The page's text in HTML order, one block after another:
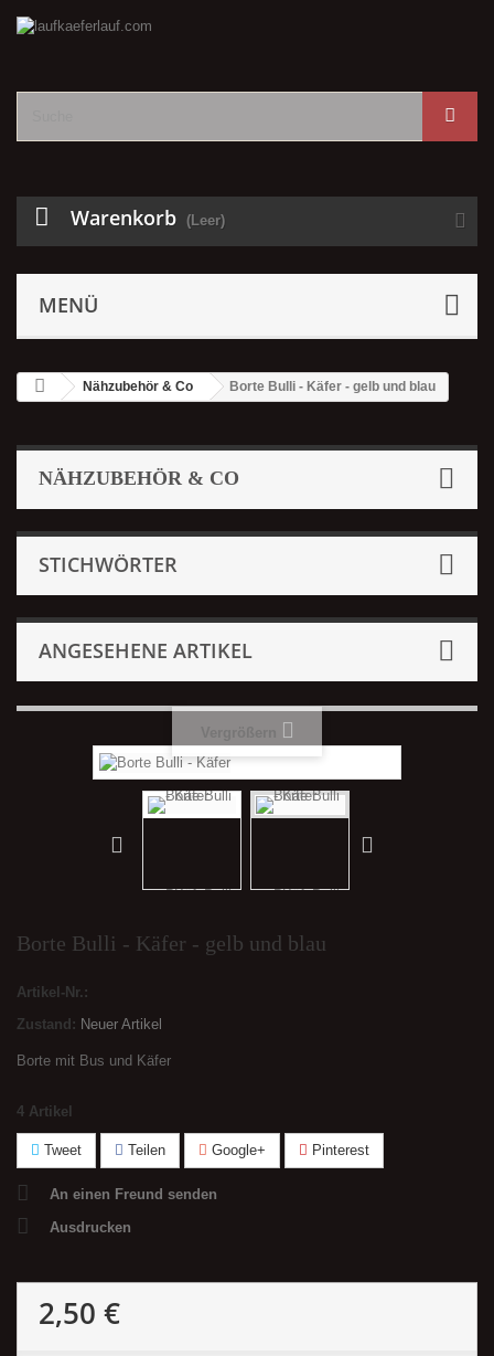
Warenkorb (Leer)
MENÜ
Nähzubehör & Co Borte Bulli - Käfer - gelb und blau
NÄHZUBEHÖR & CO
STICHWÖRTER
ANGESEHENE ARTIKEL
Borte Bulli - Käfer - gelb und blau
Artikel-Nr.:
Zustand: Neuer Artikel
Borte mit Bus und Käfer
4 Artikel
Tweet Teilen Google+ Pinterest
An einen Freund senden
Ausdrucken
2,50 €